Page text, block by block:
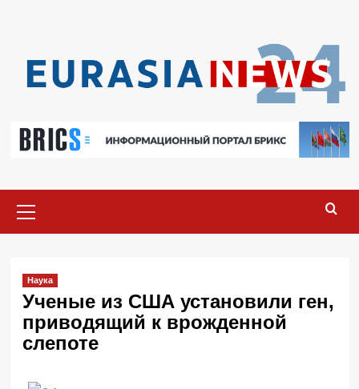
меню
Наука
Ученые из США установили ген,
приводящий к врожденной
слепоте